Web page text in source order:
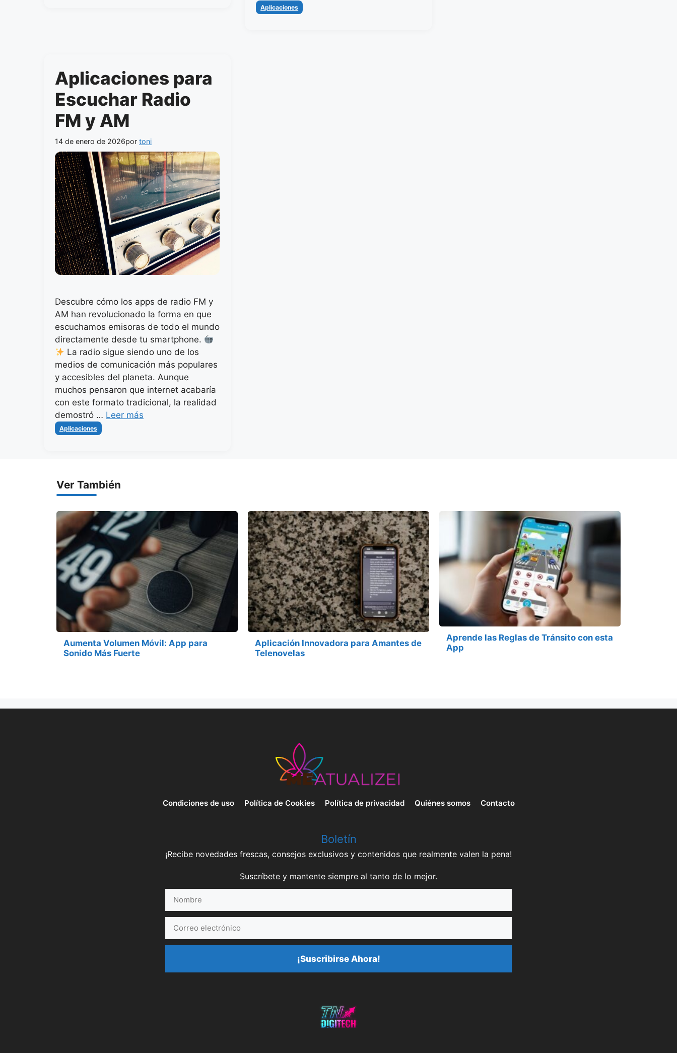
Categorías
Aplicaciones
Aplicaciones para
Escuchar Radio
FM y AM
14 de enero de 2026por toni
Descubre cómo los apps de radio FM y
AM han revolucionado la forma en que
escuchamos emisoras de todo el mundo
directamente desde tu smartphone.
La radio sigue siendo uno de los
medios de comunicación más populares
y accesibles del planeta. Aunque
muchos pensaron que internet acabaría
con este formato tradicional, la realidad
demostró … Leer más
Categorías
Aplicaciones
Ver También
Aumenta Volumen Móvil: App para
Sonido Más Fuerte
Aplicación Innovadora para Amantes de
Telenovelas
Aprende las Reglas de Tránsito con esta
App
Condiciones de uso Política de Cookies Política de privacidad Quiénes somos Contacto
Boletín
¡Recibe novedades frescas, consejos exclusivos y contenidos que realmente valen la pena!
Suscríbete y mantente siempre al tanto de lo mejor.
electrónico
¡Suscribirse Ahora!